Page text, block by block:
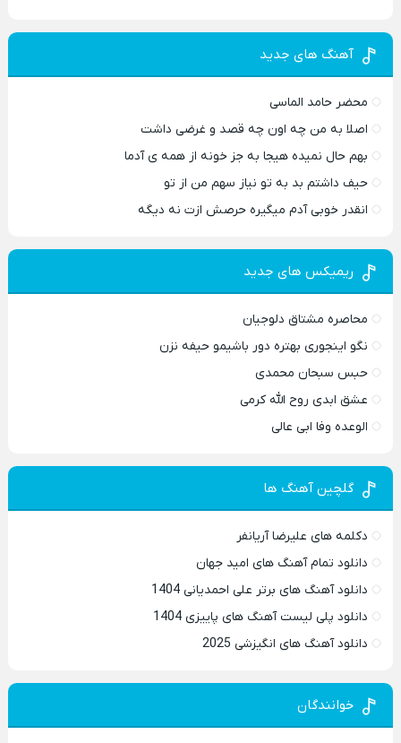
آهنگ های جدید
محضر حامد الماسی
اصلا به من چه اون چه قصد و غرضی داشت
بهم حال نمیده هیجا به جز خونه از همه ی آدما
حیف داشتم بد به تو نیاز سهم من از تو
انقدر خوبی آدم میگیره حرصش ازت نه دیگه
ریمیکس های جدید
محاصره مشتاق دلوجیان
نگو اینجوری بهتره دور باشیمو حیفه نزن
حبس سبحان محمدی
عشق ابدی روح الله کرمی
الوعده وفا ابی عالی
گلچین آهنگ ها
دکلمه های علیرضا آریانفر
دانلود تمام آهنگ های امید جهان
دانلود آهنگ های برتر علی احمدیانی 1404
دانلود پلی لیست آهنگ های پاییزی 1404
دانلود آهنگ های انگیزشی 2025
خوانندگان